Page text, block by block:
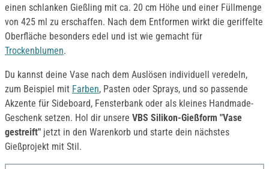
einen schlanken Gießling mit ca. 20 cm Höhe und einer Füllmenge
von 425 ml zu erschaffen. Nach dem Entformen wirkt die geriffelte
Oberfläche besonders edel und ist wie gemacht für
Trockenblumen.
Du kannst deine Vase nach dem Auslösen individuell veredeln,
zum Beispiel mit Farben, Pasten oder Sprays, und so passende
Akzente für Sideboard, Fensterbank oder als kleines Handmade-
Geschenk setzen. Hol dir unsere VBS Silikon-Gießform "Vase
gestreift" jetzt in den Warenkorb und starte dein nächstes
Gießprojekt mit Stil.